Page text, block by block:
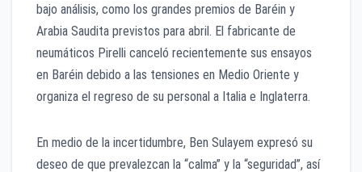
bajo análisis, como los grandes premios de Baréin y
Arabia Saudita previstos para abril. El fabricante de
neumáticos Pirelli canceló recientemente sus ensayos
en Baréin debido a las tensiones en Medio Oriente y
organiza el regreso de su personal a Italia e Inglaterra.
En medio de la incertidumbre, Ben Sulayem expresó su
deseo de que prevalezcan la “calma” y la “seguridad”, así